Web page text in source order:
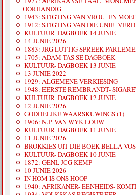
OORHANDIG
1943: STIGTING VAN VROU- EN
1912: STIGTING VAN DIE UNIE-
KULTUUR- DAGBOEK 14 JUNIE
14 JUNIE 2026
1883: JRG LUTTIG SPREEK
1705: ADAM TAS SE DAGBOEK
KULTUUR- DAGBOEK 13 JUNIE
13 JUNIE 2022
1929: ALGEMENE VERKIESING
1948: EERSTE REMBRANDT-
KULTUUR- DAGBOEK 12 JUNIE
12 JUNIE 2026
GODDELIKE WAARSKUWINGS (1)
1906: N.P. VAN WYK LOUW
KULTUUR- DAGBOEK 11 JUNIE
11 JUNIE 2026
BROKKIES UIT DIE BOEK BELLA
KULTUUR- DAGBOEK 10 JUNIE
1872: GENL JCG KEMP
10 JUNIE 2026
IN HOM IS ONS HOOP
1940: AFRIKANER- EENHEIDS-